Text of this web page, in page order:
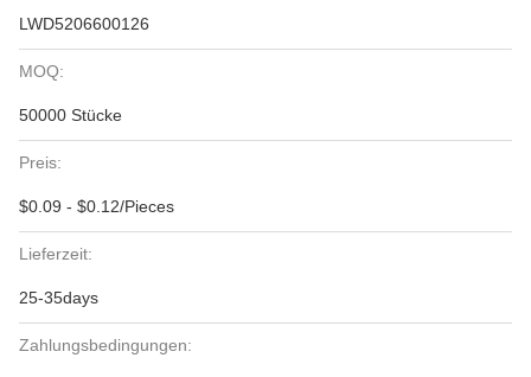
LWD5206600126
MOQ:
50000 Stücke
Preis:
$0.09 - $0.12/Pieces
Lieferzeit:
25-35days
Zahlungsbedingungen: